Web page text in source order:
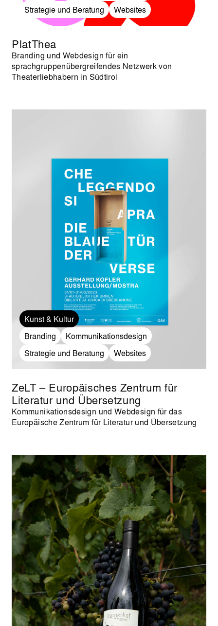
Strategie und Beratung Websites
PlatThea
Branding und Webdesign für ein
sprachgruppenübergreifendes Netzwerk von
Theaterliebhabern in Südtirol
Kunst & Kultur
Branding
Kommunikationsdesign
Strategie und Beratung
Websites
ZeLT – Europäisches Zentrum für
Literatur und Übersetzung
Kommunikationsdesign und Webdesign für das
Europäische Zentrum für Literatur und Übersetzung